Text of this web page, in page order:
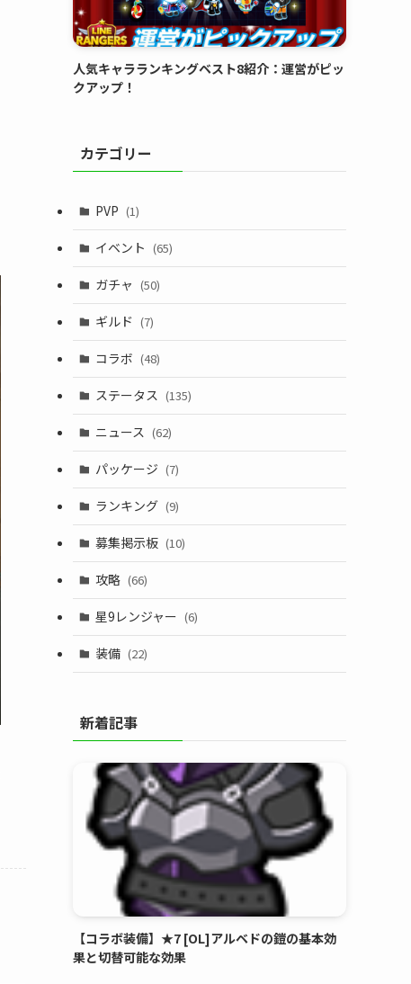
人気キャラランキングベスト8紹介：運営がピッ
クアップ！
カテゴリー
PVP (1)
イベント (65)
ガチャ (50)
ギルド (7)
コラボ (48)
ステータス (135)
ニュース (62)
パッケージ (7)
ランキング (9)
募集掲示板 (10)
攻略 (66)
星9レンジャー (6)
装備 (22)
新着記事
【コラボ装備】★7 [OL]アルベドの鎧の基本効
果と切替可能な効果